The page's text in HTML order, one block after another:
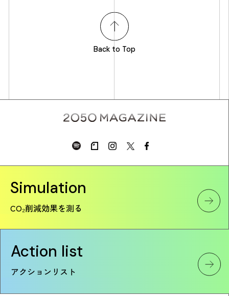
Simulation
CO₂削減効果を測る
Action list
アクションリスト
Back to Top
Simulation
CO₂削減効果を測る
Action list
アクションリスト